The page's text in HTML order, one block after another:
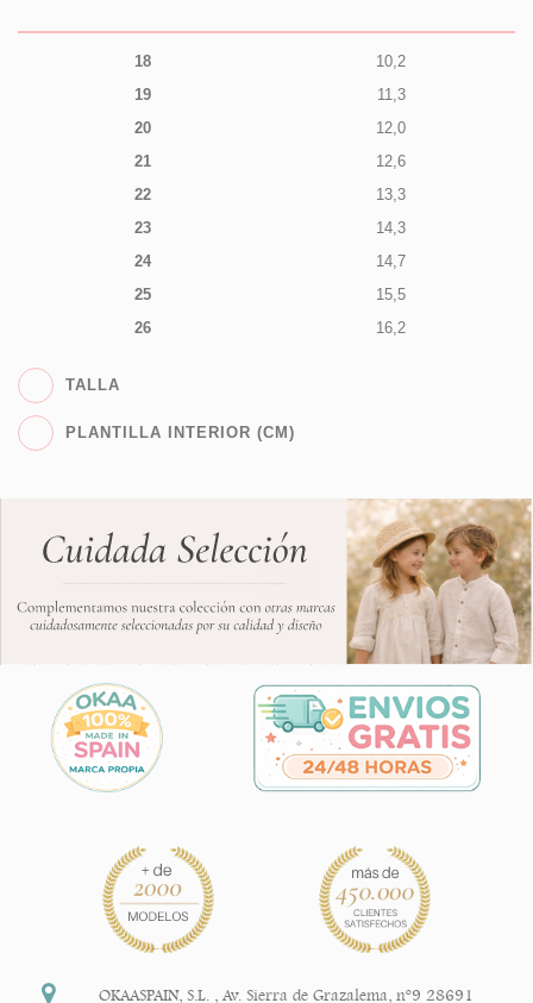
18
10,2
19
11,3
20
12,0
21
12,6
22
13,3
23
14,3
24
14,7
25
15,5
26
16,2
TALLA
PLANTILLA INTERIOR (CM)
OKAASPAIN, S.L. ,Av. Sierra de Grazalema, nº9 28691